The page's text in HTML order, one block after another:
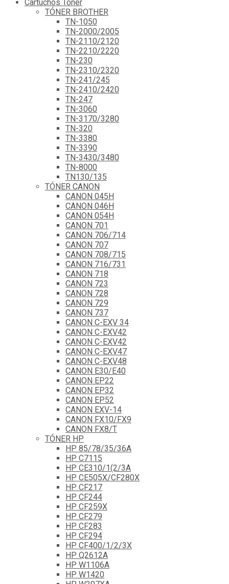
Cartuchos Tóner
TÓNER BROTHER
TN-1050
TN-2000/2005
TN-2110/2120
TN-2210/2220
TN-230
TN-2310/2320
TN-241/245
TN-2410/2420
TN-247
TN-3060
TN-3170/3280
TN-320
TN-3380
TN-3390
TN-3430/3480
TN-8000
TN130/135
TÓNER CANON
CANON 045H
CANON 046H
CANON 054H
CANON 701
CANON 706/714
CANON 707
CANON 708/715
CANON 716/731
CANON 718
CANON 723
CANON 728
CANON 729
CANON 737
CANON C-EXV 34
CANON C-EXV42
CANON C-EXV42
CANON C-EXV47
CANON C-EXV48
CANON E30/E40
CANON EP22
CANON EP32
CANON EP52
CANON EXV-14
CANON FX10/FX9
CANON FX8/T
TÓNER HP
HP 85/78/35/36A
HP C7115
HP CE310/1(2/3A
HP CE505X/CF280X
HP CF217
HP CF244
HP CF259X
HP CF279
HP CF283
HP CF294
HP CF400/1/2/3X
HP Q2612A
HP W1106A
HP W1420